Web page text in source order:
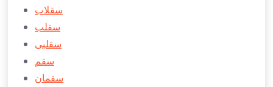
سقلاب
سقلب
سقلبی
سقم
سقمان